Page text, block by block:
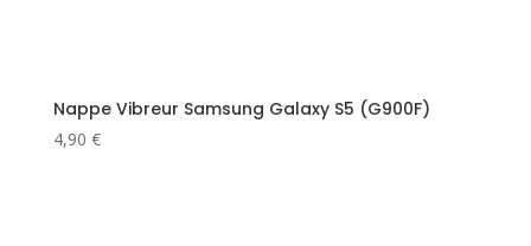
Nappe Vibreur Samsung Galaxy S5 (G900F)
4,90 €